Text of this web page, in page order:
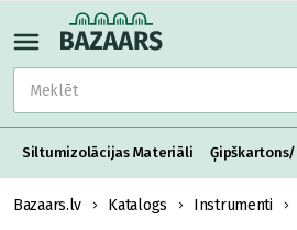
Siltumizolācijas Materiāli
Bazaars.lv Katalogs
Instrumenti